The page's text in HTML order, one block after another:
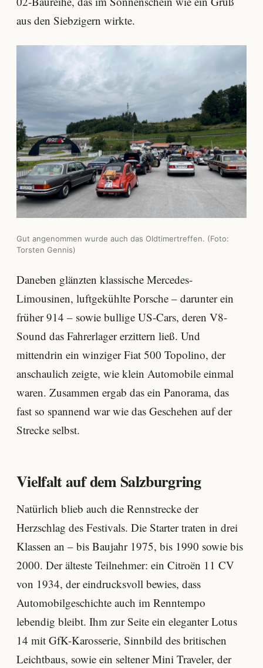
aus den Siebzigern wirkte.
Gut angenommen wurde auch das Oldtimertreffen. (Foto:
Torsten Gennis)
Daneben glänzten klassische Mercedes-
Limousinen, luftgekühlte Porsche – darunter ein
früher 914 – sowie bullige US-Cars, deren V8-
Sound das Fahrerlager erzittern ließ. Und
mittendrin ein winziger Fiat 500 Topolino, der
anschaulich zeigte, wie klein Automobile einmal
waren. Zusammen ergab das ein Panorama, das
fast so spannend war wie das Geschehen auf der
Strecke selbst.
Vielfalt auf dem Salzburgring
Natürlich blieb auch die Rennstrecke der
Herzschlag des Festivals. Die Starter traten in drei
Klassen an – bis Baujahr 1975, bis 1990 sowie bis
2000. Der älteste Teilnehmer: ein Citroën 11 CV
von 1934, der eindrucksvoll bewies, dass
Automobilgeschichte auch im Renntempo
lebendig bleibt. Ihm zur Seite ein eleganter Lotus
14 mit GfK-Karosserie, Sinnbild des britischen
Leichtbaus, sowie ein seltener Mini Traveler, der